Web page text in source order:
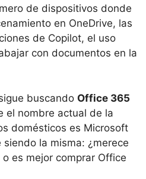
de dispositivos donde
en OneDrive, las
de Copilot, el uso
con documentos en la
buscando Office 365
el nombre actual de la
domésticos es Microsoft
la misma: ¿merece
es mejor comprar Office